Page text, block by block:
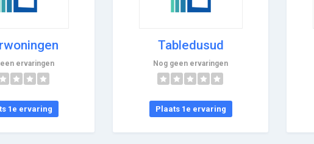
ervaringen
1e ervaring
Tabledusud
Nog geen ervaringen
Plaats 1e ervaring